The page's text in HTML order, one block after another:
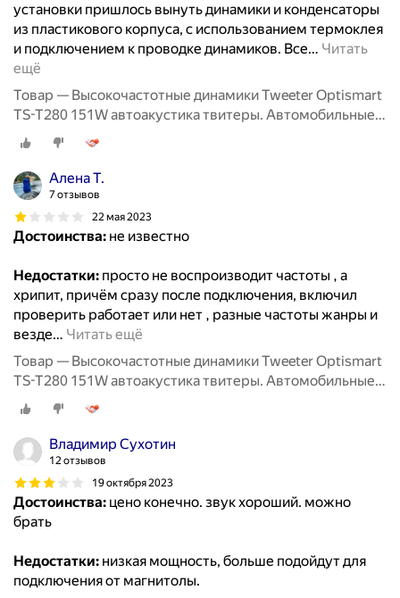
установки пришлось вынуть динамики и конденсаторы
из пластикового корпуса, с использованием термоклея
и подключением к проводке динамиков. Все… Читать
ещё
Товар — Высокочастотные динамики Tweeter Optismart
TS-T280 151W автоакустика твитеры. Автомобильные
Вч динамики колонки пищалки для авто твиттеры.
Алена Т.
7 отзывов
22 мая 2023
Достоинства: не известно
Недостатки: просто не воспроизводит частоты , а
хрипит, причём сразу после подключения, включил
проверить работает или нет , разные частоты жанры и
везде… Читать ещё
Товар — Высокочастотные динамики Tweeter Optismart
TS-T280 151W автоакустика твитеры. Автомобильные
Вч динамики колонки пищалки для авто твиттеры.
Владимир Сухотин
12 отзывов
19 октября 2023
Достоинства: цено конечно. звук хороший. можно
брать
Недостатки: низкая мощность, больше подойдут для
подключения от магнитолы.